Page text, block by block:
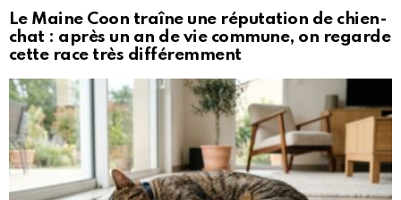
Le Maine Coon traîne une réputation de chien-
chat : après un an de vie commune, on regarde
cette race très différemment